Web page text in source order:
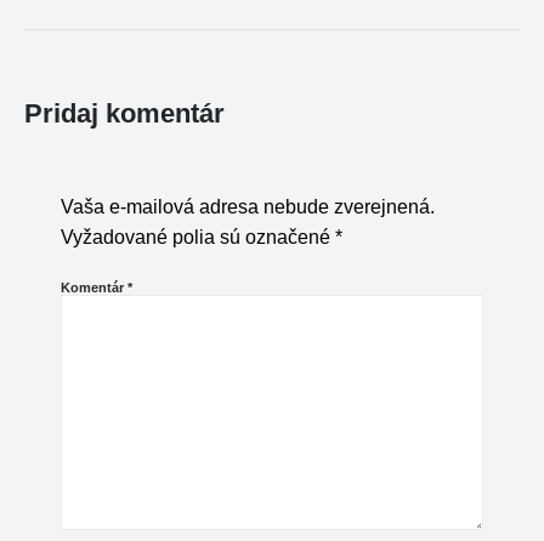
Pridaj komentár
Vaša e-mailová adresa nebude zverejnená.
Vyžadované polia sú označené *
Komentár *